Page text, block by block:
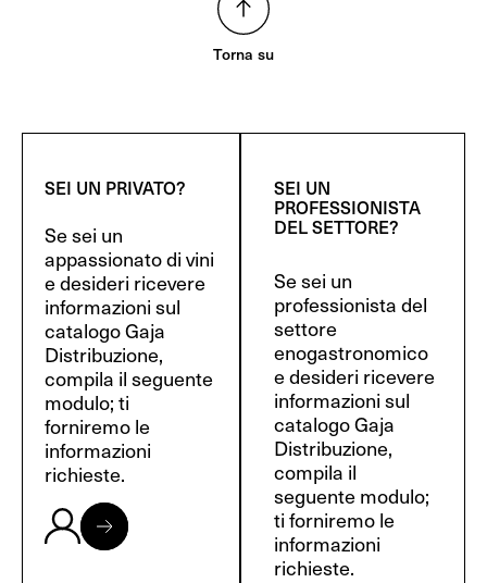
Torna su
SEI UN PRIVATO?
Se sei un
appassionato di vini
e desideri ricevere
informazioni sul
catalogo Gaja
Distribuzione,
compila il seguente
modulo; ti
forniremo le
informazioni
richieste.
SEI UN
PROFESSIONISTA
DEL SETTORE?
Se sei un
professionista del
settore
enogastronomico
e desideri ricevere
informazioni sul
catalogo Gaja
Distribuzione,
compila il
seguente modulo;
ti forniremo le
informazioni
richieste.